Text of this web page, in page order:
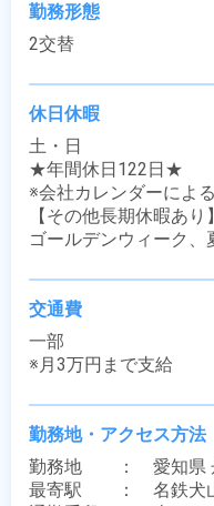
勤務形態
2交替
休日休暇
土・日
★年間休日122日★
※会社カレンダーによる
【その他長期休暇あり】
ゴールデンウィーク、
交通費
一部
※月3万円まで支給
勤務地・アクセス方法
勤務地　　：　愛知県
最寄駅　　：　名鉄犬